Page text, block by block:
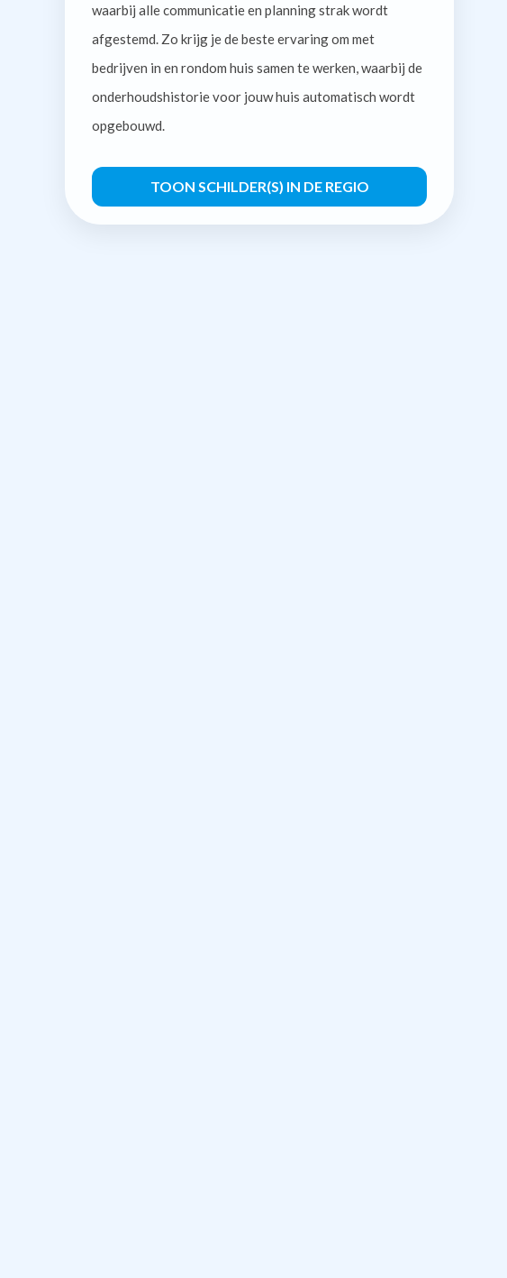
waarbij alle communicatie en planning strak wordt
afgestemd. Zo krijg je de beste ervaring om met
bedrijven in en rondom huis samen te werken, waarbij de
onderhoudshistorie voor jouw huis automatisch wordt
opgebouwd.
TOON SCHILDER(S) IN DE REGIO